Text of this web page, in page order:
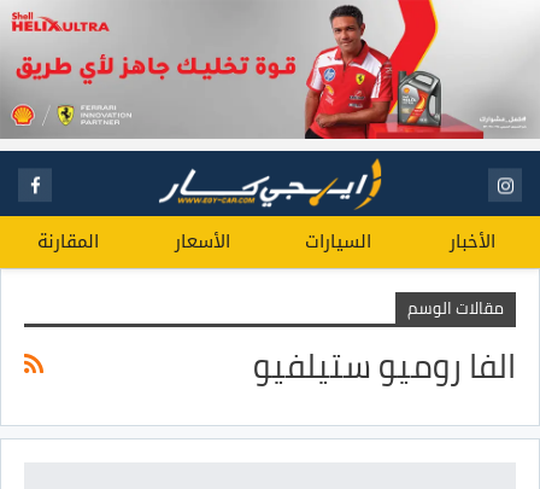
الأخبار السيارات الأسعار المقارنة
مقالات الوسم
الفا روميو ستيلفيو